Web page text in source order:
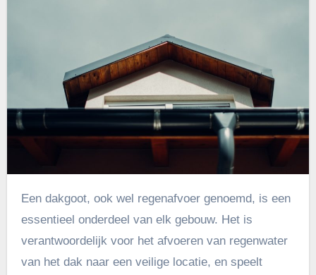
Een dakgoot, ook wel regenafvoer genoemd, is een
essentieel onderdeel van elk gebouw. Het is
verantwoordelijk voor het afvoeren van regenwater
van het dak naar een veilige locatie, en speelt